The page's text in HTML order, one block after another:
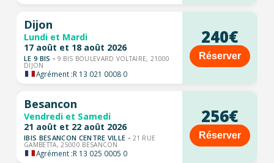
Dijon
Lundi et Mardi
17 août et 18 août 2026
LE 9 BIS - 9 BIS BOULEVARD VOLTAIRE, 21000
DIJON
Agrément :R 13 021 0008 0
240€
Réserver
Besancon
Vendredi et Samedi
21 août et 22 août 2026
IBIS BESANCON CENTRE VILLE - 21 RUE
GAMBETTA, 25000 BESANCON
Agrément :R 13 025 0005 0
256€
Réserver